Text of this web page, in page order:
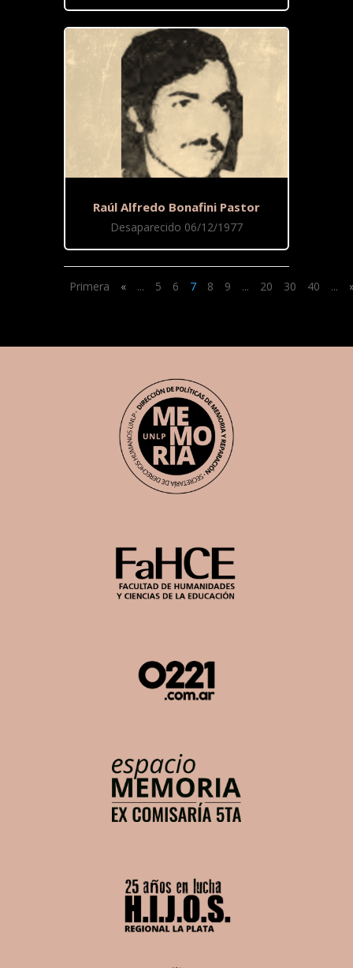
Raúl Alfredo Bonafini Pastor
Desaparecido 06/12/1977
Primera « ... 5 6 7 8 9 ... 20 30 40 ...